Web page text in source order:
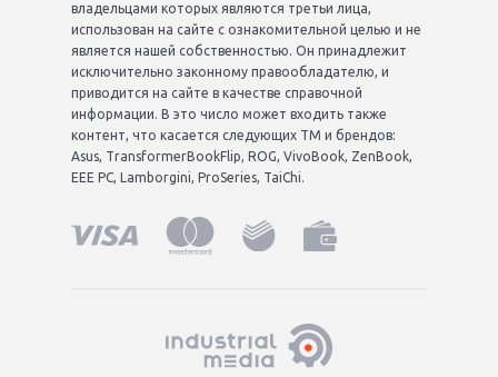
владельцами которых являются третьи лица,
использован на сайте с ознакомительной целью и не
является нашей собственностью. Он принадлежит
исключительно законному правообладателю, и
приводится на сайте в качестве справочной
информации. В это число может входить также
контент, что касается следующих ТМ и брендов:
Asus, TransformerBookFlip, ROG, VivoBook, ZenBook,
EEE PC, Lamborgini, ProSeries, TaiChi.